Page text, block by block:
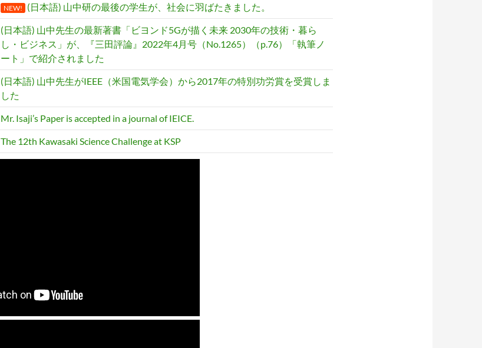
NEW! (日本語) 山中研の最後の学生が、社会に羽ばたきました。
(日本語) 山中先生の最新著書「ビヨンド5Gが描く未来 2030年の技術・暮ら
し・ビジネス」が、『三田評論』2022年4月号（No.1265）（p.76）「執筆ノ
ート」で紹介されました
(日本語) 山中先生がIEEE（米国電気学会）から2017年の特別功労賞を受賞しま
した
Mr. Isaji’s Paper is accepted in a journal of IEICE.
The 12th Kawasaki Science Challenge at KSP